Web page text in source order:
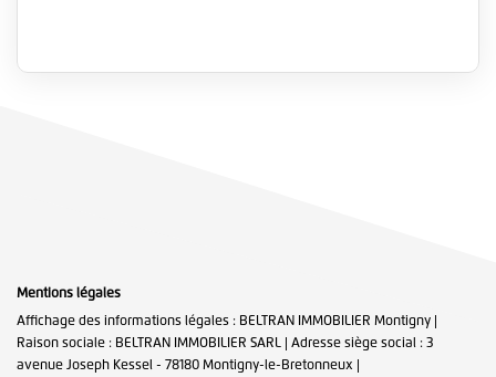
Mentions légales
Affichage des informations légales : BELTRAN IMMOBILIER Montigny |
Raison sociale : BELTRAN IMMOBILIER SARL | Adresse siège social : 3
avenue Joseph Kessel - 78180 Montigny-le-Bretonneux |